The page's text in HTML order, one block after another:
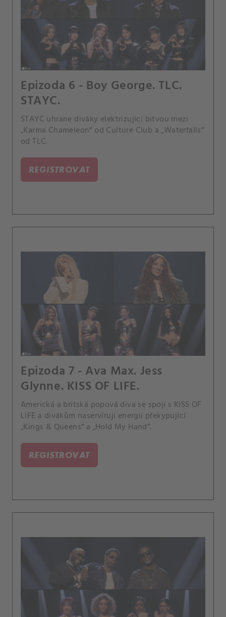
Epizoda 6 - Boy George. TLC.
STAYC.
STAYC uhrane diváky elektrizující bitvou mezi
„Karma Chameleon“ od Culture Club a „Waterfalls“
od TLC.
REGISTROVAT
Epizoda 7 - Ava Max. Jess
Glynne. KISS OF LIFE.
Americká a britská popová diva se spojí s KISS OF
LIFE a divákům naservírují energií překypující
„Kings & Queens“ a „Hold My Hand“.
REGISTROVAT